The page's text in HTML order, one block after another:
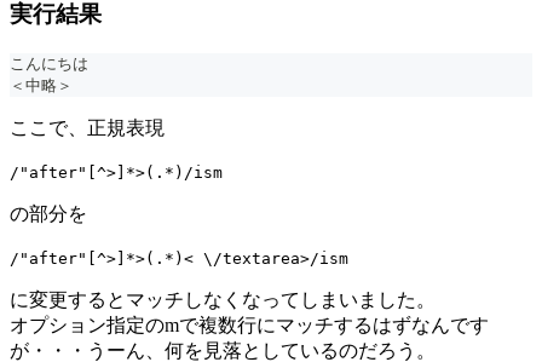
実行結果
こんにちは
＜中略＞
ここで、正規表現
/"after"[^>]*>(.*)/ism
の部分を
/"after"[^>]*>(.*)< \/textarea>/ism
に変更するとマッチしなくなってしまいました。
オプション指定のmで複数行にマッチするはずなんです
が・・・うーん、何を見落としているのだろう。